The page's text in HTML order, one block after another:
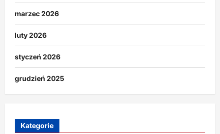
marzec 2026
luty 2026
styczeń 2026
grudzień 2025
Kategorie